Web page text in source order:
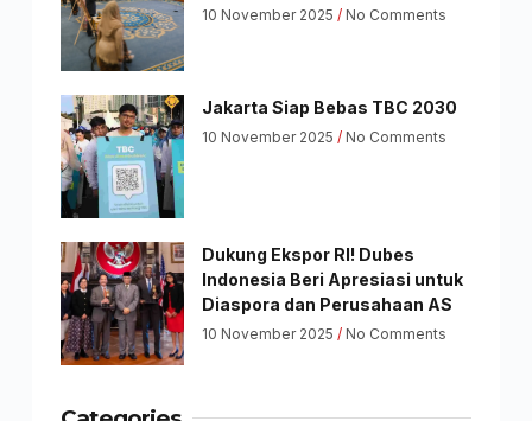
10 November 2025 No Comments
Jakarta Siap Bebas TBC 2030
10 November 2025 No Comments
Dukung Ekspor RI! Dubes
Indonesia Beri Apresiasi untuk
Diaspora dan Perusahaan AS
10 November 2025 No Comments